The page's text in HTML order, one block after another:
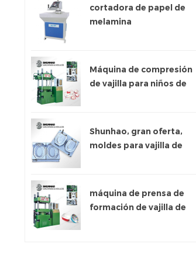
cortadora de papel de
melamina
Máquina de compresión
de vajilla para niños de
Shunhao, gran oferta,
moldes para vajilla de
máquina de prensa de
formación de vajilla de